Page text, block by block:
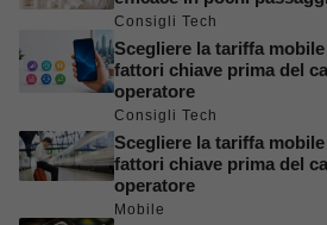
Consigli Tech
Scegliere la tariffa mobile
fattori chiave prima del
operatore
Consigli Tech
Scegliere la tariffa mobile
fattori chiave prima del
operatore
Mobile